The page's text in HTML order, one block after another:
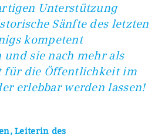
Unterstützung
Sänfte des letzten
kompetent
und sie nach mehr als
für die Öffentlichkeit im
erlebbar werden lassen!
Leiterin des